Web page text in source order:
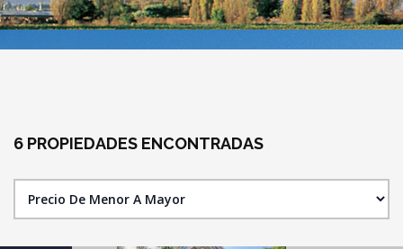
6 PROPIEDADES ENCONTRADAS
IR A FICHA DE PROPIEDAD